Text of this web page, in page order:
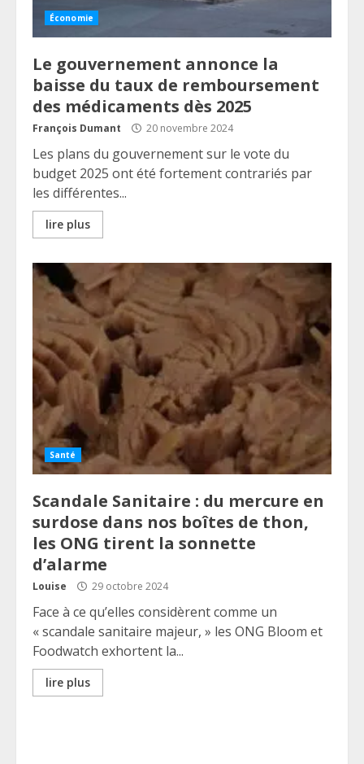
Économie
Le gouvernement annonce la
baisse du taux de remboursement
des médicaments dès 2025
François Dumant 20 novembre 2024
Les plans du gouvernement sur le vote du
budget 2025 ont été fortement contrariés par
les différentes...
lire plus
Santé
Scandale Sanitaire : du mercure en
surdose dans nos boîtes de thon,
les ONG tirent la sonnette
d’alarme
Louise 29 octobre 2024
Face à ce qu’elles considèrent comme un
« scandale sanitaire majeur, » les ONG Bloom et
Foodwatch exhortent la...
lire plus